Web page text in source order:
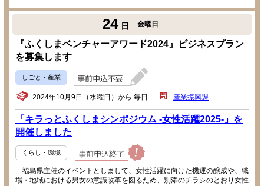
24 日 金曜日
『ふくしまベンチャーアワード2024』ビジネスプラン
を募集します
しごと・産業
2024年10月9日（水曜日）から 毎日 産業振興課
「キラっとふくしまシンポジウム -女性活躍2025-」を
開催しました
くらし・環境
福島県主催のイベントとしまして、女性活躍に向けた機運の醸成や、職
場・地域における男女の意識改革を図るため、別添のチラシのとおり女性